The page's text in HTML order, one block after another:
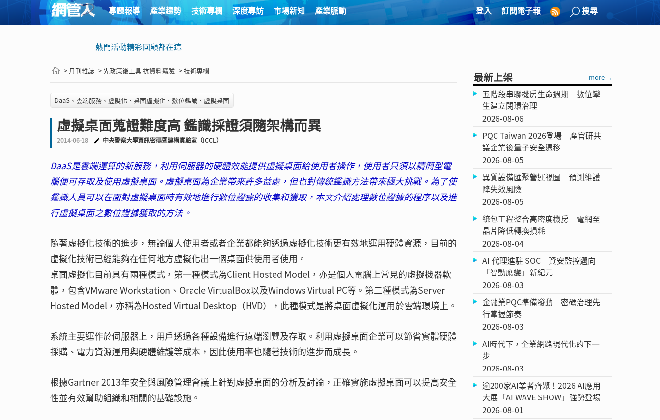
專題報導 產業趨勢 技術專欄 深度專訪 市場新知 產業脈動 登入 訂閱電子報 搜尋
熱門活動精彩回顧都在這
> 月刊雜誌 > 先政策後工具 抗資料竊賊 > 技術專欄
DaaS、雲端服務、虛擬化、桌面虛擬化、數位鑑識、虛擬桌面
虛擬桌面蒐證難度高 鑑識採證須隨架構而異
2014-06-18 中央警察大學資訊密碼暨建構實驗室（ICCL）
DaaS是雲端運算的新服務，利用伺服器的硬體效能提供虛擬桌面給使用者操作，使用者只須以精簡型電
腦便可存取及使用虛擬桌面。虛擬桌面為企業帶來許多益處，但也對傳統鑑識方法帶來極大挑戰。為了使
鑑識人員可以在面對虛擬桌面時有效地進行數位證據的收集和獲取，本文介紹處理數位證據的程序以及進
行虛擬桌面之數位證據獲取的方法。
隨著虛擬化技術的進步，無論個人使用者或者企業都能夠透過虛擬化技術更有效地運用硬體資源，目前的
虛擬化技術已經能夠在任何地方虛擬化出一個桌面供使用者使用。
桌面虛擬化目前具有兩種模式，第一種模式為Client Hosted Model，亦是個人電腦上常見的虛擬機器軟
體，包含VMware Workstation、Oracle VirtualBox以及Windows Virtual PC等。第二種模式為Server
Hosted Model，亦稱為Hosted Virtual Desktop（HVD），此種模式是將桌面虛擬化運用於雲端環境上。
系統主要運作於伺服器上，用戶透過各種設備進行遠端瀏覽及存取。利用虛擬桌面企業可以節省實體硬體
採購、電力資源運用與硬體維護等成本，因此使用率也隨著技術的進步而成長。
根據Gartner 2013年安全與風險管理會議上針對虛擬桌面的分析及討論，正確實施虛擬桌面可以提高安全
性並有效幫助組織和相關的基礎設施。
最新上架 more →
五階段串聯機房生命週期 數位孿
生建立閉環治理
2026-08-06
PQC Taiwan 2026登場 產官研共
議企業後量子安全遷移
2026-08-05
異質設備匯聚營運視圖 預測維護
降失效風險
2026-08-05
統包工程整合高密度機房 電網至
晶片降低轉換損耗
2026-08-04
AI 代理進駐 SOC 資安監控邁向
「智動應變」新紀元
2026-08-03
金融業PQC準備發動 密碼治理先
行掌握節奏
2026-08-03
AI時代下，企業網路現代化的下一
步
2026-08-03
逾200家AI業者齊聚！2026 AI應用
大展「AI WAVE SHOW」強勢登場
2026-08-01